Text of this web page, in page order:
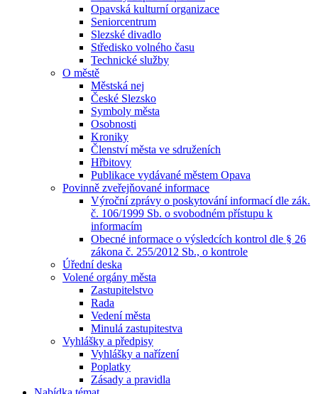
Opavská kulturní organizace
Seniorcentrum
Slezské divadlo
Středisko volného času
Technické služby
O městě
Městská nej
České Slezsko
Symboly města
Osobnosti
Kroniky
Členství města ve sdruženích
Hřbitovy
Publikace vydávané městem Opava
Povinně zveřejňované informace
Výroční zprávy o poskytování informací dle zák.
č. 106/1999 Sb. o svobodném přístupu k
informacím
Obecné informace o výsledcích kontrol dle § 26
zákona č. 255/2012 Sb., o kontrole
Úřední deska
Volené orgány města
Zastupitelstvo
Rada
Vedení města
Minulá zastupitestva
Vyhlášky a předpisy
Vyhlášky a nařízení
Poplatky
Zásady a pravidla